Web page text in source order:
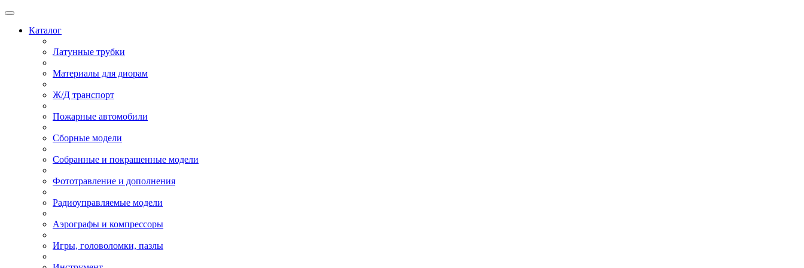
Каталог
Латунные трубки
Материалы для диорам
Ж/Д транспорт
Пожарные автомобили
Сборные модели
Собранные и покрашенные модели
Фототравление и дополнения
Радиоуправляемые модели
Аэрографы и компрессоры
Игры, головоломки, пазлы